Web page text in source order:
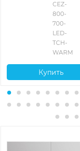
CEZ-
800-
700-
LED-
TCH-
WARM
Купить